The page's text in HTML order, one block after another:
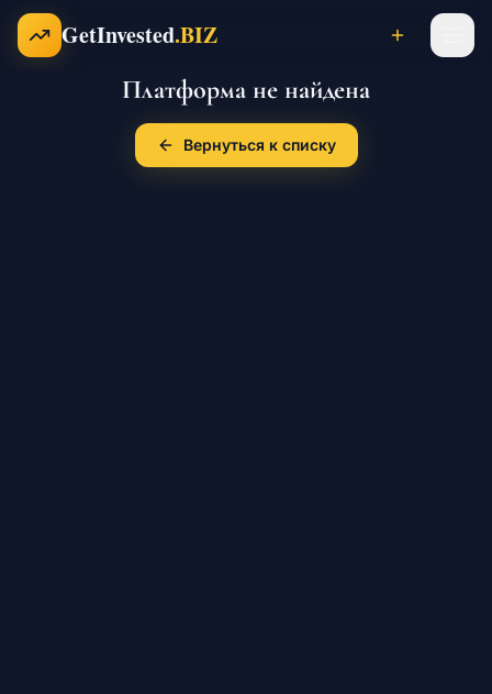
Перейти к содержимому
GetInvested.BIZ
Проекты
Платформа не найдена
Вернуться к списку